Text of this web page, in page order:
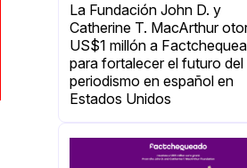
La Fundación John D. y
Catherine T. MacArthur
US$1 millón a
para fortalecer el futuro del
periodismo en español en
Estados Unidos